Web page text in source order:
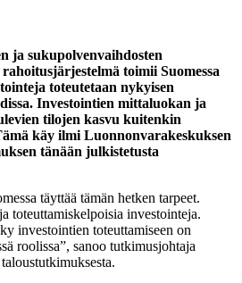
ja sukupolvenvaihdosten
toimii Suomessa
toteutetaan nykyisen
Investointien mittaluokan ja
tilojen kasvu kuitenkin
käy ilmi Luonnonvarakeskuksen
tänään julkistetusta
täyttää tämän hetken tarpeet.
toteuttamiskelpoisia investointeja.
investointien toteuttamiseen on
roolissa”, sanoo tutkimusjohtaja